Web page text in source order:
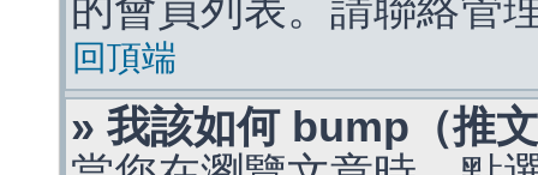
的會員列表。請聯絡管
回頂端
» 我該如何 bump（推